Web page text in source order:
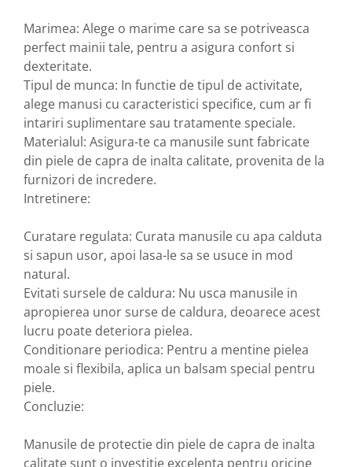
Marimea: Alege o marime care sa se potriveasca
perfect mainii tale, pentru a asigura confort si
dexteritate.
Tipul de munca: In functie de tipul de activitate,
alege manusi cu caracteristici specifice, cum ar fi
intariri suplimentare sau tratamente speciale.
Materialul: Asigura-te ca manusile sunt fabricate
din piele de capra de inalta calitate, provenita de la
furnizori de incredere.
Intretinere:
Curatare regulata: Curata manusile cu apa calduta
si sapun usor, apoi lasa-le sa se usuce in mod
natural.
Evitati sursele de caldura: Nu usca manusile in
apropierea unor surse de caldura, deoarece acest
lucru poate deteriora pielea.
Conditionare periodica: Pentru a mentine pielea
moale si flexibila, aplica un balsam special pentru
piele.
Concluzie:
Manusile de protectie din piele de capra de inalta
calitate sunt o investitie excelenta pentru oricine